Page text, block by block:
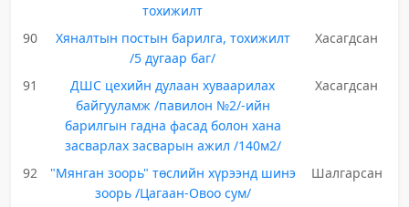
тохижилт
90
Хяналтын постын барилга, тохижилт
/5 дугаар баг/
Хасагдсан
91
ДШС цехийн дулаан хуваарилах
байгууламж /павилон №2/-ийн
барилгын гадна фасад болон хана
засварлах засварын ажил /140м2/
Хасагдсан
92
"Мянган зоорь" төслийн хүрээнд шинэ
зоорь /Цагаан-Овоо сум/
Шалгарсан